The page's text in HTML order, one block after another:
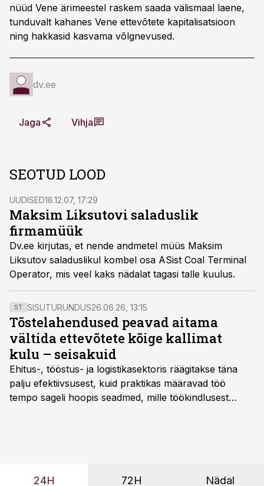
nüüd Vene ärimeestel raskem saada välismaal laene,
tunduvalt kahanes Vene ettevõtete kapitalisatsioon
ning hakkasid kasvama võlgnevused.
dv.ee
Jaga Vihja
SEOTUD LOOD
UUDISED18.12.07, 17:29
Maksim Liksutovi saladuslik
firmamüük
Dv.ee kirjutas, et nende andmetel müüs Maksim
Liksutov saladuslikul kombel osa ASist Coal Terminal
Operator, mis veel kaks nädalat tagasi talle kuulus.
ST SISUTURUNDUS26.06.26, 13:15
Tõstelahendused peavad aitama
vältida ettevõtete kõige kallimat
kulu – seisakuid
Ehitus-, tööstus- ja logistikasektoris räägitakse täna
palju efektiivsusest, kuid praktikas määravad töö
tempo sageli hoopis seadmed, mille töökindlusest
24H 72H Nädal